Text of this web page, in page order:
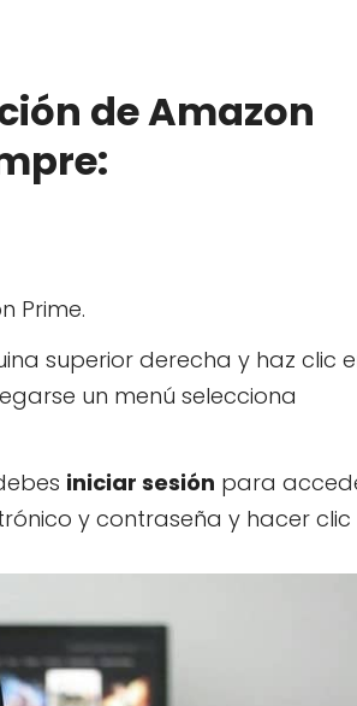
de Amazon
Prime.
superior derecha y haz clic
un menú selecciona
iniciar sesión para
y contraseña y hacer clic